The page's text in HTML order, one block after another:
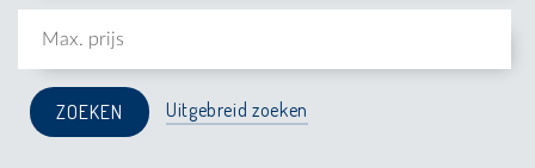
Uitgebreid zoeken